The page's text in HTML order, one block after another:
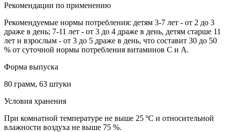
Рекомендации по применению
Рекомендуемые нормы потребления: детям 3-7 лет - от 2 до 3
драже в день; 7-11 лет - от 3 до 4 драже в день, детям старше 11
лет и взрослым - от 3 до 5 драже в день, что составит 30 до 50
% от суточной нормы потребления витаминов С и А.
Форма выпуска
80 грамм, 63 штуки
Условия хранения
При комнатной температуре не выше 25 ºС и относительной
влажности воздуха не выше 75 %.